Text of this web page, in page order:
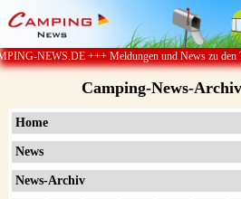
+++ Meldungen und News zu den Themen
Camping-News-
Home
News
News-Archiv